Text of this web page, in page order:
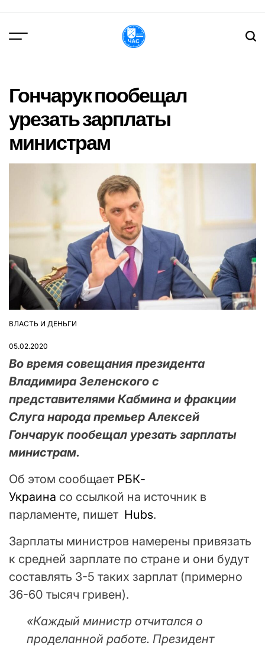
вмісту
Гончарук пообещал
урезать зарплаты
министрам
ОПУБЛІКУВАТИ
ВЛАСТЬ И ДЕНЬГИ
05.02.2020
Во время совещания президента
Владимира Зеленского с
представителями Кабмина и фракции
Слуга народа премьер Алексей
Гончарук пообещал урезать зарплаты
министрам.
Об этом сообщает РБК-
Украина со ссылкой на источник в
парламенте, пишет Hubs.
Зарплаты министров намерены привязать
к средней зарплате по стране и они будут
составлять 3-5 таких зарплат (примерно
36-60 тысяч гривен).
«Каждый министр отчитался о
проделанной работе. Президент